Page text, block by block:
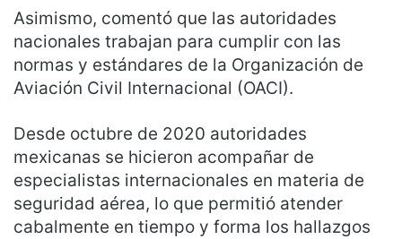
Asimismo, comentó que las autoridades
nacionales trabajan para cumplir con las
normas y estándares de la Organización de
Aviación Civil Internacional (OACI).
Desde octubre de 2020 autoridades
mexicanas se hicieron acompañar de
especialistas internacionales en materia de
seguridad aérea, lo que permitió atender
cabalmente en tiempo y forma los hallazgos